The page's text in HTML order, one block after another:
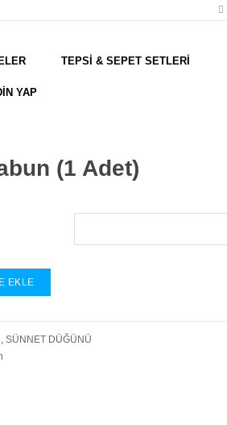
TEPSİ & SEPET SETLERİ
YAP
(1 Adet)
EKLE
, SÜNNET DÜĞÜNÜ